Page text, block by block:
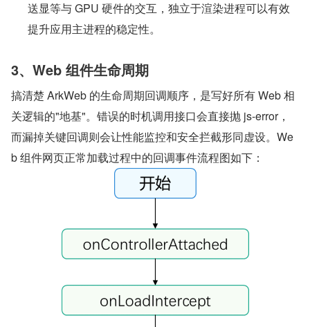
送显等与 GPU 硬件的交互，独立于渲染进程可以有效
提升应用主进程的稳定性。
3、Web 组件生命周期
搞清楚 ArkWeb 的生命周期回调顺序，是写好所有 Web 相
关逻辑的"地基"。错误的时机调用接口会直接抛 js-error，
而漏掉关键回调则会让性能监控和安全拦截形同虚设。We
b 组件网页正常加载过程中的回调事件流程图如下：